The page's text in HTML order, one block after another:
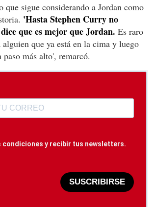
que sigue considerando a Jordan como
'Hasta Stephen Curry no
que es mejor que Jordan. Es raro
que ya está en la cima y luego
más alto', remarcó.
condiciones y recibir tus newsletters.
SUSCRIBIRSE